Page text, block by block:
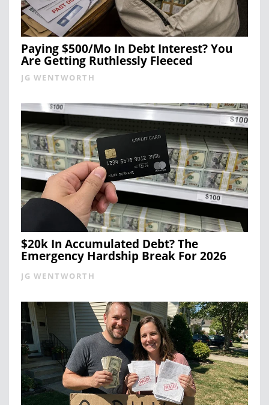
Paying $500/Mo In Debt Interest? You
Are Getting Ruthlessly Fleeced
JG WENTWORTH
$20k In Accumulated Debt? The
Emergency Hardship Break For 2026
JG WENTWORTH